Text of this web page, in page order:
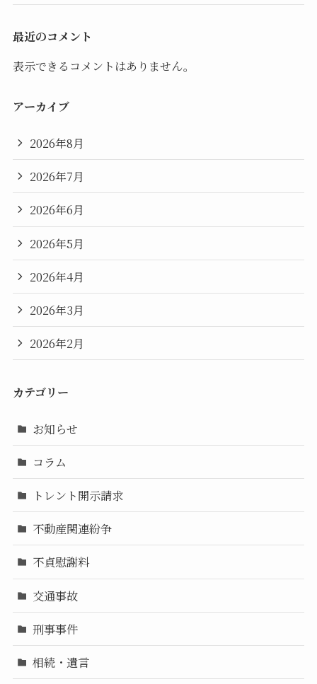
最近のコメント
表示できるコメントはありません。
アーカイブ
2026年8月
2026年7月
2026年6月
2026年5月
2026年4月
2026年3月
2026年2月
カテゴリー
お知らせ
コラム
トレント開示請求
不動産関連紛争
不貞慰謝料
交通事故
刑事事件
相続・遺言